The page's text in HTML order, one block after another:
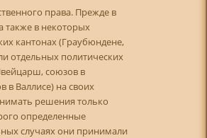
права. Прежде в
также в некоторых
кантонах (Граубюндене,
отдельных политических
союзов в
в Валлисе) на своих
решения только
определенные
случаях они принимали